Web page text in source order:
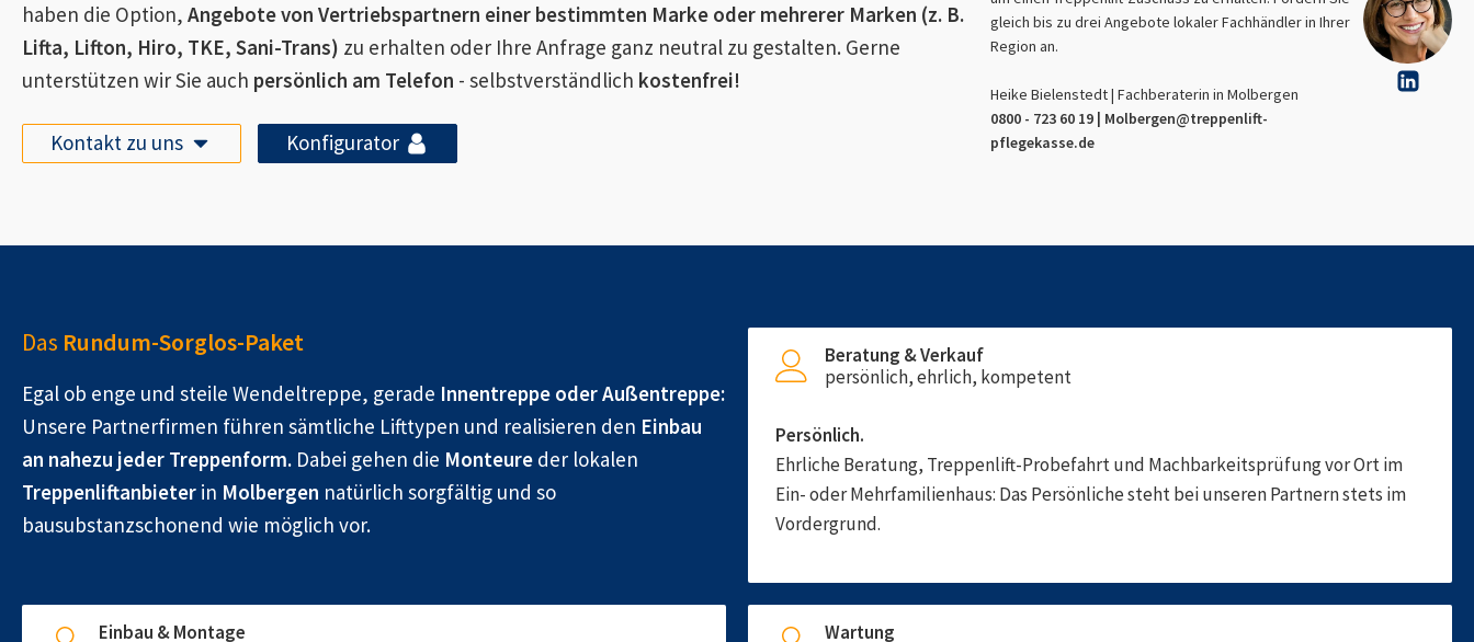
haben die Option, Angebote von Vertriebspartnern einer bestimmten Marke oder mehrerer Marken (z. B.
Lifta, Lifton, Hiro, TKE, Sani-Trans) zu erhalten oder Ihre Anfrage ganz neutral zu gestalten. Gerne
unterstützen wir Sie auch persönlich am Telefon - selbstverständlich kostenfrei!
Kontakt zu uns Konfigurator
gleich bis zu drei Angebote lokaler Fachhändler in Ihrer
Region an.
Heike Bielenstedt | Fachberaterin in Molbergen
0800 - 723 60 19 | Molbergen@treppenlift-
pflegekasse.de
Das Rundum-Sorglos-Paket
Egal ob enge und steile Wendeltreppe, gerade Innentreppe oder Außentreppe:
Unsere Partnerfirmen führen sämtliche Lifttypen und realisieren den Einbau
an nahezu jeder Treppenform. Dabei gehen die Monteure der lokalen
Treppenliftanbieter in Molbergen natürlich sorgfältig und so
bausubstanzschonend wie möglich vor.
Beratung & Verkauf
persönlich, ehrlich, kompetent
Persönlich.
Ehrliche Beratung, Treppenlift-Probefahrt und Machbarkeitsprüfung vor Ort im
Ein- oder Mehrfamilienhaus: Das Persönliche steht bei unseren Partnern stets im
Vordergrund.
Einbau & Montage
Wartung